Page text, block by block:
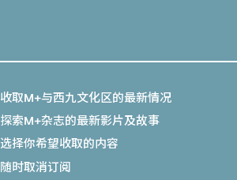
收取M+与西九文化区的最新情况
探索M+杂志的最新影片及故事
选择你希望收取的内容
随时取消订阅